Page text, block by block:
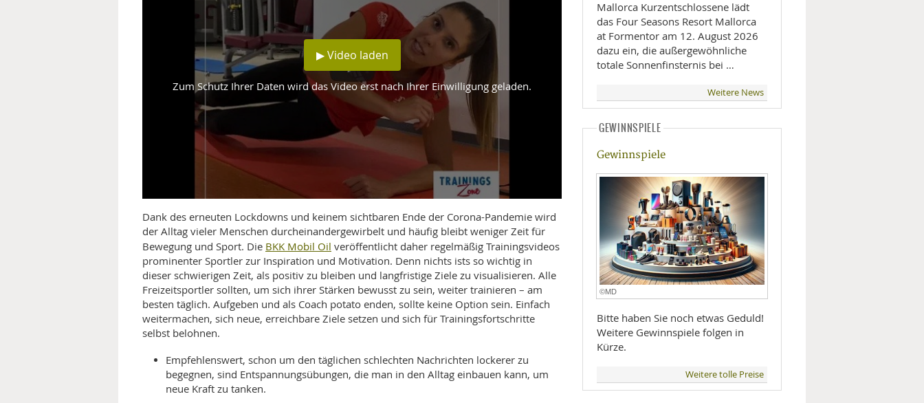
MUND UND ZÄHNE
PRÄVENTION UND ALTER
SYMPTOME UND DIAGNOSE
WISSENSCHAFT UND FORSCHUNG
MOBILITÄT
▶ Video laden
Zum Schutz Ihrer Daten wird das Video erst nach Ihrer Einwilligung geladen.
Dank des erneuten Lockdowns und keinem sichtbaren Ende der Corona-Pandemie wird
der Alltag vieler Menschen durcheinandergewirbelt und häufig bleibt weniger Zeit für
Bewegung und Sport. Die BKK Mobil Oil veröffentlicht daher regelmäßig Trainingsvideos
prominenter Sportler zur Inspiration und Motivation. Denn nichts ists so wichtig in
dieser schwierigen Zeit, als positiv zu bleiben und langfristige Ziele zu visualisieren. Alle
Freizeitsportler sollten, um sich ihrer Stärken bewusst zu sein, weiter trainieren – am
besten täglich. Aufgeben und als Coach potato enden, sollte keine Option sein. Einfach
weitermachen, sich neue, erreichbare Ziele setzen und sich für Trainingsfortschritte
selbst belohnen.
Empfehlenswert, schon um den täglichen schlechten Nachrichten lockerer zu
begegnen, sind Entspannungsübungen, die man in den Alltag einbauen kann, um
neue Kraft zu tanken.
Mallorca Kurzentschlossene lädt
das Four Seasons Resort Mallorca
at Formentor am 12. August 2026
dazu ein, die außergewöhnliche
totale Sonnenfinsternis bei …
Weitere News
GEWINNSPIELE
Gewinnspiele
©MD
Bitte haben Sie noch etwas Geduld!
Weitere Gewinnspiele folgen in
Kürze.
Weitere tolle Preise